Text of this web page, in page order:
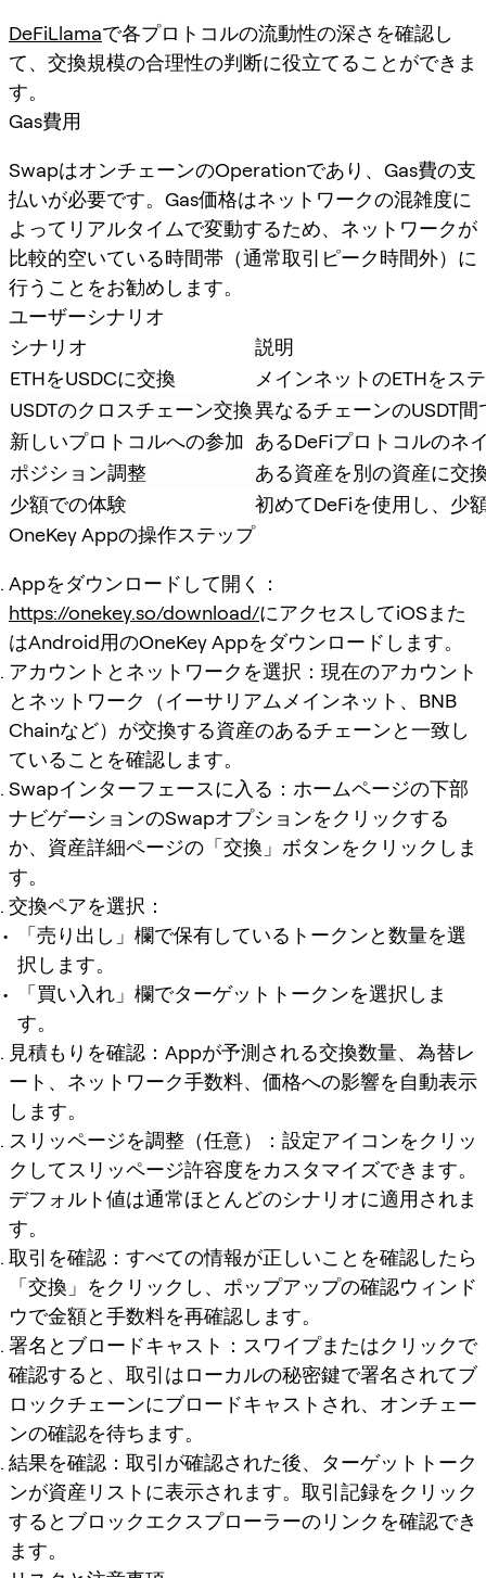
DeFiLlamaで各プロトコルの流動性の深さを確認し
て、交換規模の合理性の判断に役立てることができま
す。
Gas費用
SwapはオンチェーンのOperationであり、Gas費の支
払いが必要です。Gas価格はネットワークの混雑度に
よってリアルタイムで変動するため、ネットワークが
比較的空いている時間帯（通常取引ピーク時間外）に
行うことをお勧めします。
ユーザーシナリオ
シナリオ
説明
ETHをUSDCに交換
メインネットのETHをス
USDTのクロスチェーン交換異なるチェーンのUSDT
新しいプロトコルへの参加 あるDeFiプロトコルのネ
ポジション調整
ある資産を別の資産に交
少額での体験
初めてDeFiを使用し、少
OneKey Appの操作ステップ
Appをダウンロードして開く：
https://onekey.so/download/にアクセスしてiOSまた
はAndroid用のOneKey Appをダウンロードします。
アカウントとネットワークを選択：現在のアカウント
とネットワーク（イーサリアムメインネット、BNB
Chainなど）が交換する資産のあるチェーンと一致し
ていることを確認します。
Swapインターフェースに入る：ホームページの下部
ナビゲーションのSwapオプションをクリックする
か、資産詳細ページの「交換」ボタンをクリックしま
す。
交換ペアを選択：
「売り出し」欄で保有しているトークンと数量を選
択します。
「買い入れ」欄でターゲットトークンを選択しま
す。
見積もりを確認：Appが予測される交換数量、為替レ
ート、ネットワーク手数料、価格への影響を自動表示
します。
スリッページを調整（任意）：設定アイコンをクリッ
クしてスリッページ許容度をカスタマイズできます。
デフォルト値は通常ほとんどのシナリオに適用されま
す。
取引を確認：すべての情報が正しいことを確認したら
「交換」をクリックし、ポップアップの確認ウィンド
ウで金額と手数料を再確認します。
署名とブロードキャスト：スワイプまたはクリックで
確認すると、取引はローカルの秘密鍵で署名されてブ
ロックチェーンにブロードキャストされ、オンチェー
ンの確認を待ちます。
結果を確認：取引が確認された後、ターゲットトーク
ンが資産リストに表示されます。取引記録をクリック
するとブロックエクスプローラーのリンクを確認でき
ます。